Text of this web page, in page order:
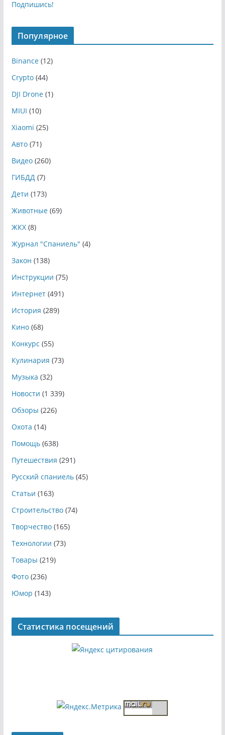
Подпишись!
Популярное
Binance(12)
Crypto(44)
DJI Drone(1)
MIUI (10)
Xiaomi (25)
Авто(71)
Видео(260)
ГИБДД(7)
Дети (173)
Животные(69)
ЖКХ(8)
Журнал "Спаниель" (4)
Закон (138)
Инструкции (75)
Интернет(491)
История (289)
Кино(68)
Конкурс (55)
Кулинария (73)
Музыка (32)
Новости (1 339)
Обзоры (226)
Охота (14)
Помощь(638)
Путешествия (291)
Русский спаниель(45)
Статьи (163)
Строительство(74)
Творчество(165)
Технологии (73)
Товары (219)
Фото(236)
Юмор (143)
Статистика посещений